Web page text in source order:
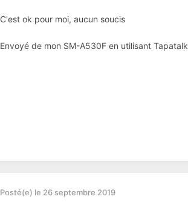
C'est ok pour moi, aucun soucis
Envoyé de mon SM-A530F en utilisant Tapatalk
Posté(e) le 26 septembre 2019